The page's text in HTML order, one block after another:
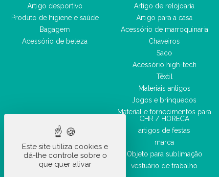
Artigo desportivo
Produto de higiene e saúde
Bagagem
Acessório de beleza
Artigo de relojoaria
Artigo para a casa
Acessório de marroquinaria
Chaveiros
Saco
Acessório high-tech
Têxtil
Materiais antigos
Jogos e brinquedos
Material e fornecimentos para
CHR / HORECA
artigos de festas
marca
Objeto para sublimação
vestuário de trabalho
Este site utiliza cookies e
dá-lhe controle sobre o
que quer ativar